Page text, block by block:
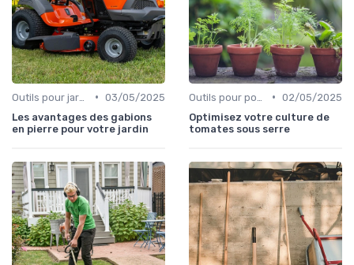
• 03/05/2025
Les avantages des gabions
en pierre pour votre jardin
• 02/05/2025
Optimisez votre culture de
tomates sous serre